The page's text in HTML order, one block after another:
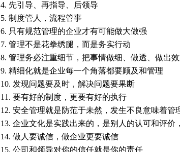
4. 先引导、再指导、后领导
5. 制度管人，流程管事
6. 只有规范管理的企业才有可能做大做强
7. 管理不是花拳绣腿，而是务实行动
8. 管理务必注重细节，把事情做细、做透、做出
9. 精细化就是企业每一个角落都要顾及和管理
10. 发现问题要及时，解决问题要果断
11. 要有好的制度，更要有好的执行
12. 安全管理就是防范于未然，发生不良意味着管
13. 企业文化是实践出来的，是别人的认可和评
14. 做人要诚信，做企业更要诚信
15. 公司和领导对你的信任就是你的责任